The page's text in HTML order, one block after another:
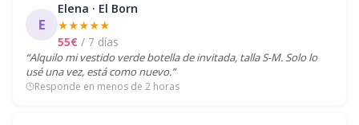
E
Elena · El Born
★★★★★
55€ / 7 días
“Alquilo mi vestido verde botella de invitada, talla S-M. Solo lo
usé una vez, está como nuevo.”
Responde en menos de 2 horas